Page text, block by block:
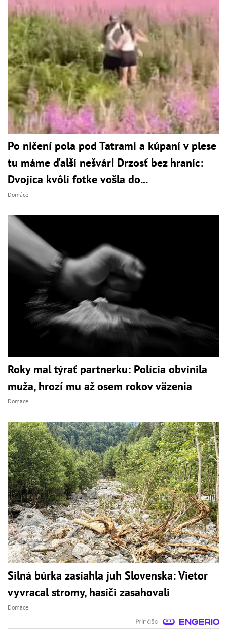
Po ničení pola pod Tatrami a kúpaní v plese
tu máme ďalší nešvár! Drzosť bez hraníc:
Dvojica kvôli fotke vošla do...
Domáce
Roky mal týrať partnerku: Polícia obvinila
muža, hrozí mu až osem rokov väzenia
Domáce
Silná búrka zasiahla juh Slovenska: Vietor
vyvracal stromy, hasiči zasahovali
Domáce